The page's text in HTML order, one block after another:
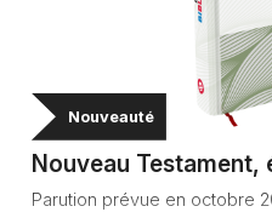
Nouveauté
Nouveau Testament,
Parution prévue en octobre